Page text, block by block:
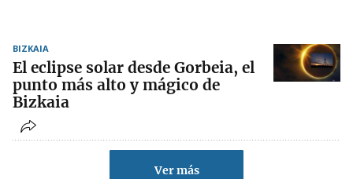
BIZKAIA
El eclipse solar desde Gorbeia, el
punto más alto y mágico de
Bizkaia
Ver más